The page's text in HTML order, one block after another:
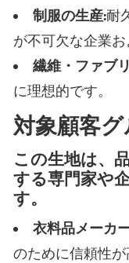
制服の生産:耐
が不可欠な企業お
繊維・ファブ
に理想的です。
対象顧客
この生地は、
する専門家や
す。
衣料品メーカ
のために信頼性